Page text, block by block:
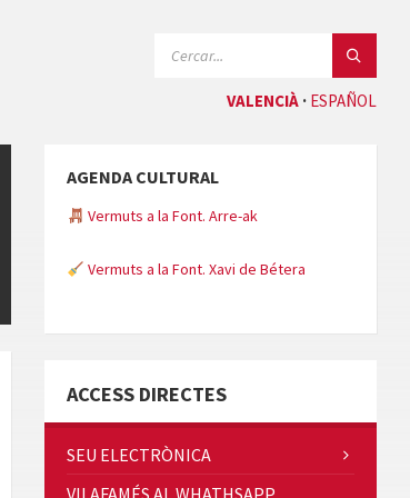
VALENCIÀ ESPAÑOL
AGENDA CULTURAL
Vermuts a la Font. Arre-ak
Vermuts a la Font. Xavi de Bétera
ACCESS DIRECTES
SEU ELECTRÒNICA